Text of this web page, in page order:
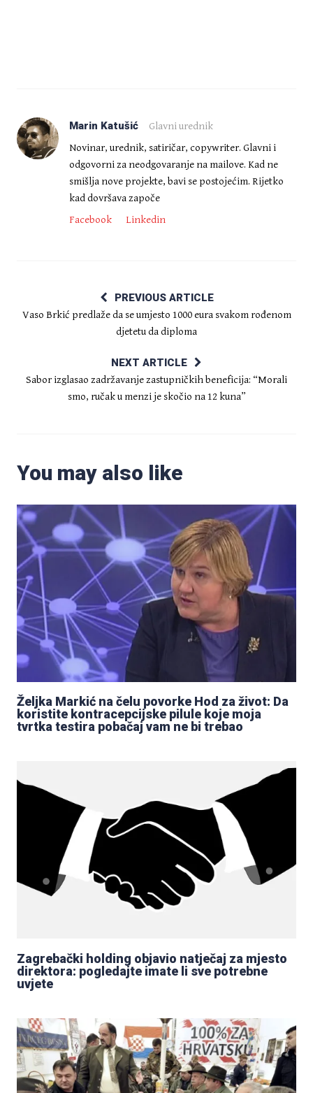
Marin Katušić
Glavni urednik
Novinar, urednik, satiričar, copywriter. Glavni i
odgovorni za neodgovaranje na mailove. Kad ne
smišlja nove projekte, bavi se postojećim. Rijetko
kad dovršava započe
Facebook
Linkedin
PREVIOUS ARTICLE
Vaso Brkić predlaže da se umjesto 1000 eura svakom rođenom
djetetu da diploma
NEXT ARTICLE
Sabor izglasao zadržavanje zastupničkih beneficija: “Morali
smo, ručak u menzi je skočio na 12 kuna”
You may also like
Željka Markić na čelu povorke Hod za život: Da
koristite kontracepcijske pilule koje moja
tvrtka testira pobačaj vam ne bi trebao
Zagrebački holding objavio natječaj za mjesto
direktora: pogledajte imate li sve potrebne
uvjete